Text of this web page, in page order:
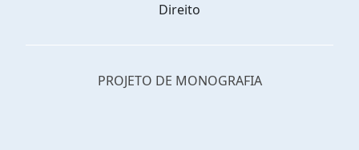
Direito
PROJETO DE MONOGRAFIA